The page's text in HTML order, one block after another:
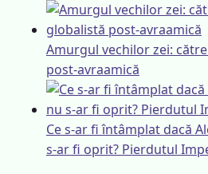
Amurgul vechilor zei:
post-avraamică
Ce s-ar fi întâmplat dacă
s-ar fi oprit? Pierdutul